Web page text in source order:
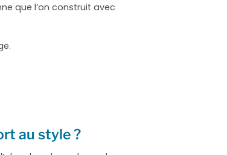
que l’on construit avec
au style ?